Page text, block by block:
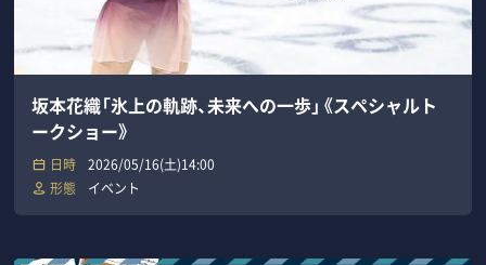
坂本花織「氷上の軌跡、未来への一歩」《スペシャルト
ークショー》
日時
2026/05/16(土)14:00
形態
イベント